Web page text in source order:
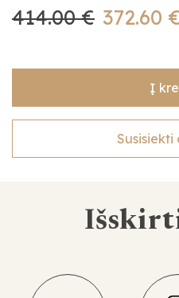
372.60 €
414.00 €
Į
Susisiekti